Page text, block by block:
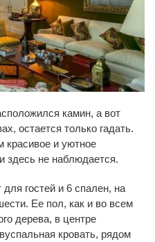
камин, а вот
остается только гадать.
красивое и уютное
здесь не наблюдается.
гостей и 6 спален, на
Ее пол, как и во всем
дерева, в центре
кровать, рядом